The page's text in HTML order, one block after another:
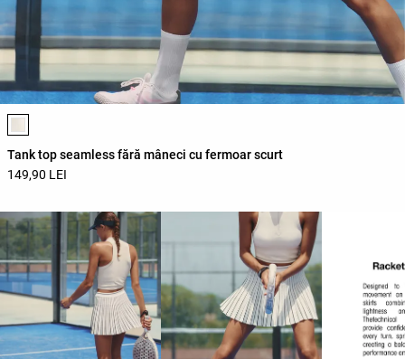
Lista de culori ale produsului
Tank top seamless fără mâneci cu fermoar scurt
149,90 LEI